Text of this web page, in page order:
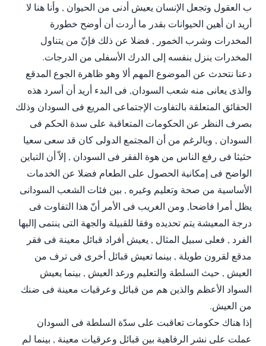
ب العقول وتجعل الإنسان يعيش أدنى من الحيوان , وأنا هنا لا
أريد ان أهين الحيوانات بقدر ما أردت أن أوضح خطورة
المخدرات وشرب الخمور , فضلا عن ذلك فإنّ من يتناول
المخدرات ينزل بنفسه إلى الدرك الأسفلى من الدرجات.
دعنا نتحدث عن الموضوع المهم ألا وهو ظاهرة الجوع المدقع
والذى يعانى منه شعب السودان, فى البدء أريد أن أسرد هذه
الحقائق المتعلقة بالتفاوت الإجتماعى المريع فى السودان وذلك
بصرف النظر عن الحكومات المتعاقبة على سدة الحكم فى
السودان , وبالرغم من أن المجتمع الدولى كان قد سعى سعيا
حثيثا فى رفع الناس من هوة الفقر فى السودان , إلاّ أن التباين
الواضح فى إمكانية الحصول على الطعام فضلا عن الخدمات
الأساسية من صحة وتعليم وغيره , بين فئات الشعب السودانى
يظل أمرا فاضحا, ومن الغريب فى الأمر أنّ هذا التفاوت فى
درجة المعيشة يتم تحديده وفقا للقبيلة والجهة التى ينتمى إاليها
الفرد , فعلى سبيل المثال , يعيش أفراد قبائل معينة فى فقر
مدقع لقرون طويلة , بينما تعيش قبائل أخرى فى ترف من
العيش , حيث السلطة والتعليم ورغد العيش , بينما يعيش
السواد الأعظم والذين هم من قبائل وعرقيات معينة فى ضنك
من العيش.
إذا هناك حكومات تعاقبت على سدّة السلطة فى السودان
عملت على نشر الرفاهية بين قبائل وعرقيات معينة , بينما لم